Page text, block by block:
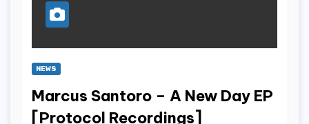
NEWS
Marcus Santoro – A New Day EP
[Protocol Recordings]